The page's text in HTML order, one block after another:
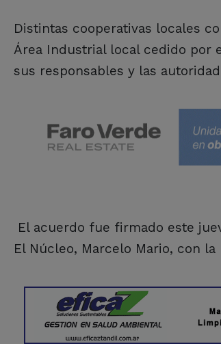
Distintas cooperativas locales
Área Industrial local cedido por
sus responsables y las
El acuerdo fue firmado este
El Núcleo, Marcelo Mario, con